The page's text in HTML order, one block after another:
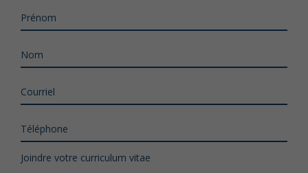
Prénom
Nom
Courriel
Téléphone
Joindre votre curriculum vitae